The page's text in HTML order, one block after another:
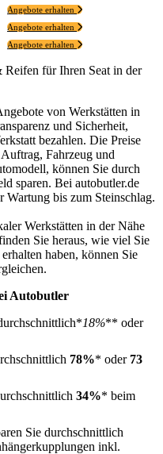
Angebote erhalten
Angebote erhalten
Angebote erhalten
für Ihren Seat in der
von Werkstätten in
und Sicherheit,
bezahlen. Die Preise
Fahrzeug und
können Sie durch
sparen. Bei autobutler.de
bis zum Steinschlag.
Werkstätten in der Nähe
Sie heraus, wie viel Sie
haben, können Sie
Autobutler
18%** oder
78%* oder 73
34%* beim
Sie durchschnittlich
inkl.